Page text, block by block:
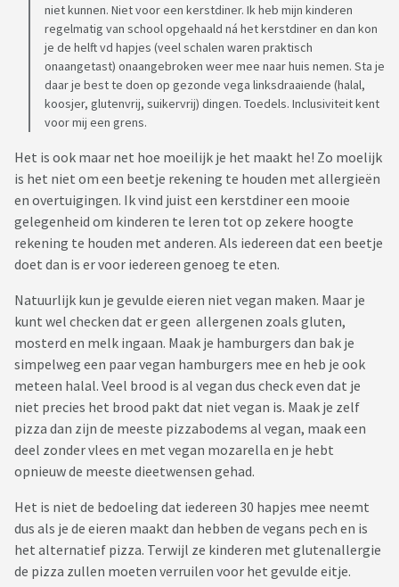
niet kunnen. Niet voor een kerstdiner. Ik heb mijn kinderen
regelmatig van school opgehaald ná het kerstdiner en dan kon
je de helft vd hapjes (veel schalen waren praktisch
onaangetast) onaangebroken weer mee naar huis nemen. Sta je
daar je best te doen op gezonde vega linksdraaiende (halal,
koosjer, glutenvrij, suikervrij) dingen. Toedels. Inclusiviteit kent
voor mij een grens.
Het is ook maar net hoe moeilijk je het maakt he! Zo moelijk
is het niet om een beetje rekening te houden met allergieën
en overtuigingen. Ik vind juist een kerstdiner een mooie
gelegenheid om kinderen te leren tot op zekere hoogte
rekening te houden met anderen. Als iedereen dat een beetje
doet dan is er voor iedereen genoeg te eten.
Natuurlijk kun je gevulde eieren niet vegan maken. Maar je
kunt wel checken dat er geen allergenen zoals gluten,
mosterd en melk ingaan. Maak je hamburgers dan bak je
simpelweg een paar vegan hamburgers mee en heb je ook
meteen halal. Veel brood is al vegan dus check even dat je
niet precies het brood pakt dat niet vegan is. Maak je zelf
pizza dan zijn de meeste pizzabodems al vegan, maak een
deel zonder vlees en met vegan mozarella en je hebt
opnieuw de meeste dieetwensen gehad.
Het is niet de bedoeling dat iedereen 30 hapjes mee neemt
dus als je de eieren maakt dan hebben de vegans pech en is
het alternatief pizza. Terwijl ze kinderen met glutenallergie
de pizza zullen moeten verruilen voor het gevulde eitje.